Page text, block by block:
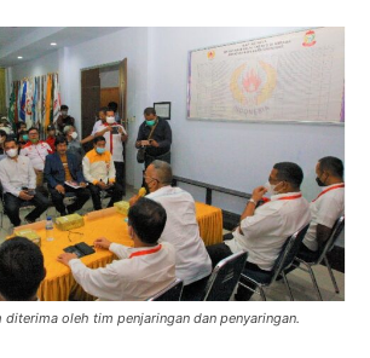
diterima oleh tim penjaringan dan penyaringan.